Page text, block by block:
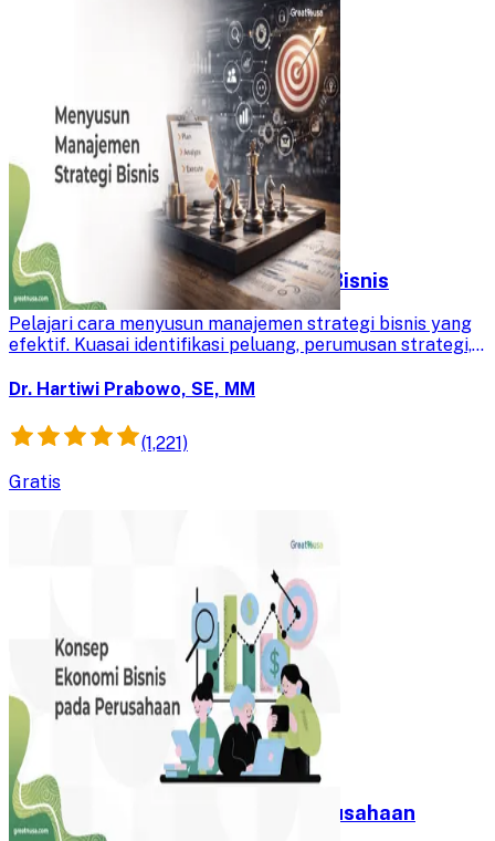
Menyusun Manajemen Strategi Bisnis
Pelajari cara menyusun manajemen strategi bisnis yang
efektif. Kuasai identifikasi peluang, perumusan strategi,
organisasi.
Dr. Hartiwi Prabowo, SE, MM
(1,221)
Gratis
Konsep Ekonomi Bisnis pada Perusahaan